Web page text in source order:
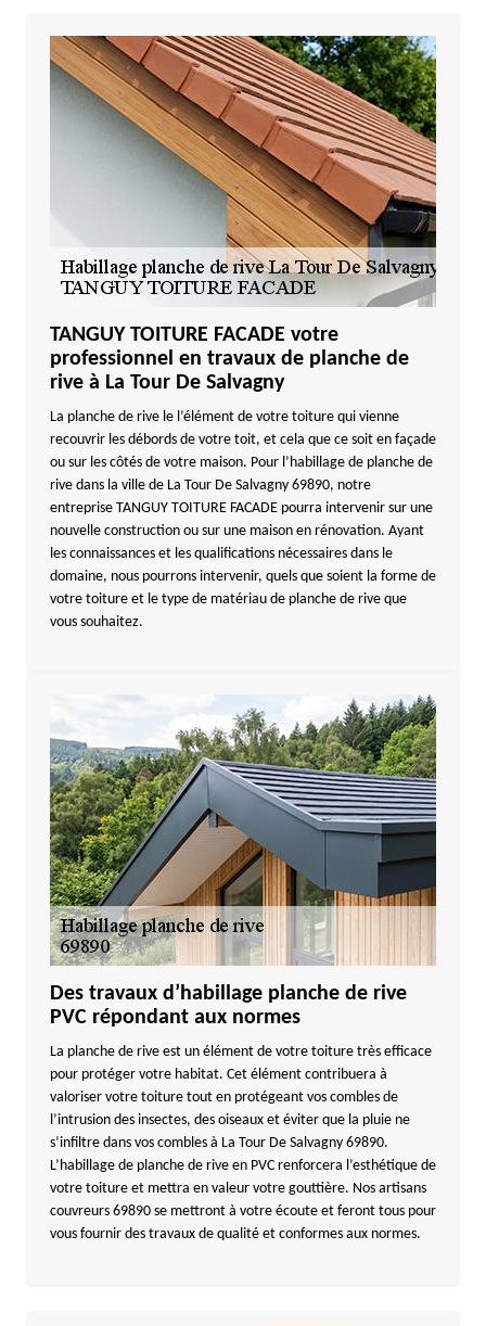
TANGUY TOITURE FACADE votre
professionnel en travaux de planche de
rive à La Tour De Salvagny
La planche de rive le l’élément de votre toiture qui vienne
recouvrir les débords de votre toit, et cela que ce soit en façade
ou sur les côtés de votre maison. Pour l’habillage de planche de
rive dans la ville de La Tour De Salvagny 69890, notre
entreprise TANGUY TOITURE FACADE pourra intervenir sur une
nouvelle construction ou sur une maison en rénovation. Ayant
les connaissances et les qualifications nécessaires dans le
domaine, nous pourrons intervenir, quels que soient la forme de
votre toiture et le type de matériau de planche de rive que
vous souhaitez.
Des travaux d’habillage planche de rive
PVC répondant aux normes
La planche de rive est un élément de votre toiture très efficace
pour protéger votre habitat. Cet élément contribuera à
valoriser votre toiture tout en protégeant vos combles de
l’intrusion des insectes, des oiseaux et éviter que la pluie ne
s’infiltre dans vos combles à La Tour De Salvagny 69890.
L’habillage de planche de rive en PVC renforcera l’esthétique de
votre toiture et mettra en valeur votre gouttière. Nos artisans
couvreurs 69890 se mettront à votre écoute et feront tous pour
vous fournir des travaux de qualité et conformes aux normes.